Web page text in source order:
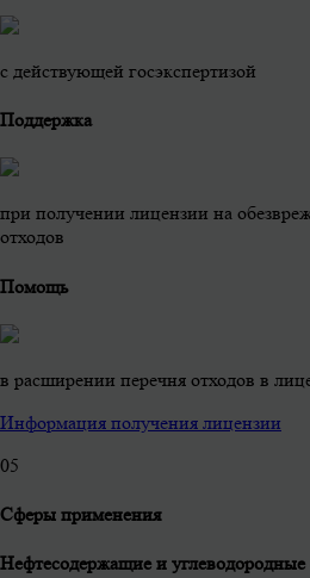
с действующей госэкспертизой
Поддержка
при получении лицензии на
отходов
Помощь
в расширении перечня отходов в
Информация получения лицензии
05
Сферы применения
Нефтесодержащие и углеводородные